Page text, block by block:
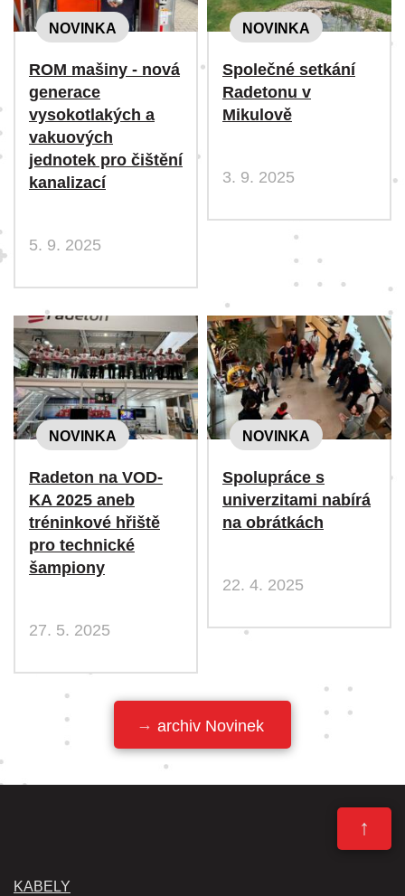
NOVINKA
ROM mašiny - nová
generace
vysokotlakých a
vakuových
jednotek pro čištění
kanalizací
5. 9. 2025
NOVINKA
Společné setkání
Radetonu v
Mikulově
3. 9. 2025
NOVINKA
Radeton na VOD-
KA 2025 aneb
tréninkové hřiště
pro technické
šampiony
27. 5. 2025
NOVINKA
Spolupráce s
univerzitami nabírá
na obrátkách
22. 4. 2025
archiv Novinek
↑
KABELY